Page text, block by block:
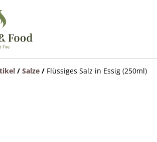
/ Salze / Flüssiges Salz in Essig (250ml)